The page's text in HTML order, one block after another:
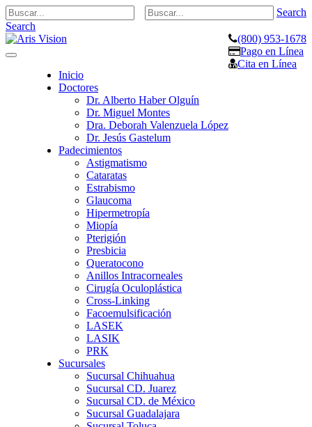
Search
Search
(800) 953-1678
Pago en Línea
Cita en Línea
Toggle
Inicio
Doctores
Dr. Alberto Haber Olguín
Dr. Miguel Montes
Dra. Deborah Valenzuela López
Dr. Jesús Gastelum
Padecimientos
Astigmatismo
Cataratas
Estrabismo
Glaucoma
Hipermetropía
Miopía
Pterigión
Presbicia
Queratocono
Anillos Intracorneales
Cirugía Oculoplástica
Cross-Linking
Facoemulsificación
LASEK
LASIK
PRK
Sucursales
Sucursal Chihuahua
Sucursal CD. Juarez
Sucursal CD. de México
Sucursal Guadalajara